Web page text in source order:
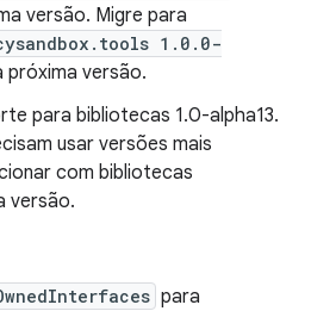
versão. Migre para
1.0.0-
próxima versão.
para bibliotecas 1.0-alpha13.
usar versões mais
com bibliotecas
versão.
para